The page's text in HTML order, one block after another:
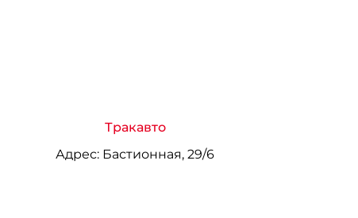
Тракавто
Адрес: Бастионная, 29/6